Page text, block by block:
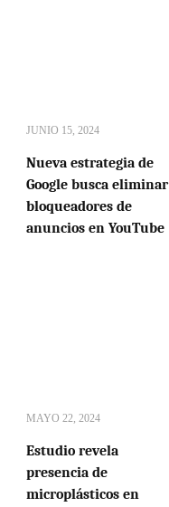
JUNIO 15, 2024
Nueva estrategia de
Google busca eliminar
bloqueadores de
anuncios en YouTube
MAYO 22, 2024
Estudio revela
presencia de
microplásticos en